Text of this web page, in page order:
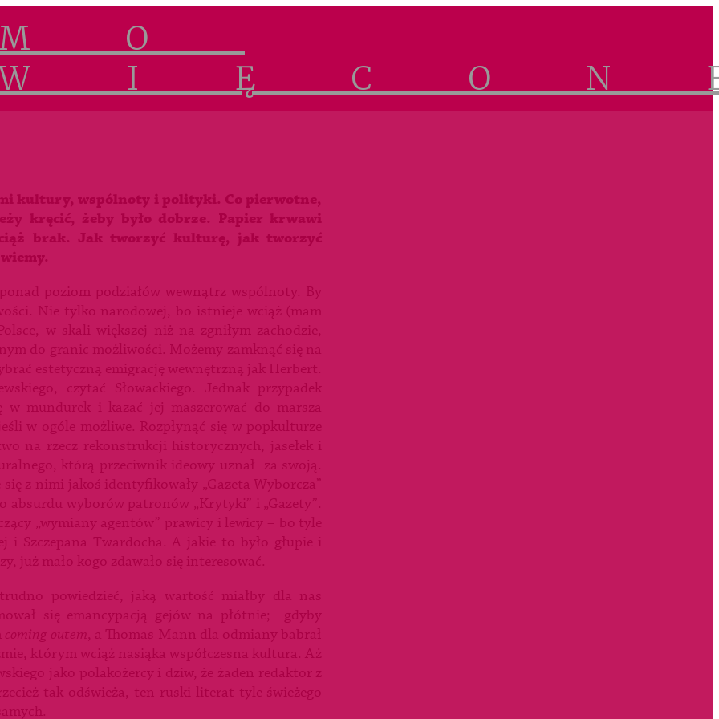
kultury, wspólnoty i polityki. Co pierwotne,
kręcić, żeby było dobrze. Papier krwawi
brak. Jak tworzyć kulturę, jak tworzyć
poziom podziałów wewnątrz wspólnoty. By
Nie tylko narodowej, bo istnieje wciąż (mam
w skali większej niż na zgniłym zachodzie,
do granic możliwości. Możemy zamknąć się na
estetyczną emigrację wewnętrzną jak Herbert.
czytać Słowackiego. Jednak przypadek
mundurek i kazać jej maszerować do marsza
w ogóle możliwe. Rozpłynąć się w popkulturze
na rzecz rekonstrukcji historycznych, jasełek i
którą przeciwnik ideowy uznał za swoją.
z nimi jakoś identyfikowały „Gazeta Wyborcza”
wyborów patronów „Krytyki” i „Gazety”.
„wymiany agentów” prawicy i lewicy – bo tyle
Szczepana Twardocha. A jakie to było głupie i
już mało kogo zdawało się interesować.
powiedzieć, jaką wartość miałby dla nas
się emancypacją gejów na płótnie; gdyby
coming outem, a Thomas Mann dla odmiany babrał
którym wciąż nasiąka współczesna kultura. Aż
jako polakożercy i dziw, że żaden redaktor z
tak odświeża, ten ruski literat tyle świeżego